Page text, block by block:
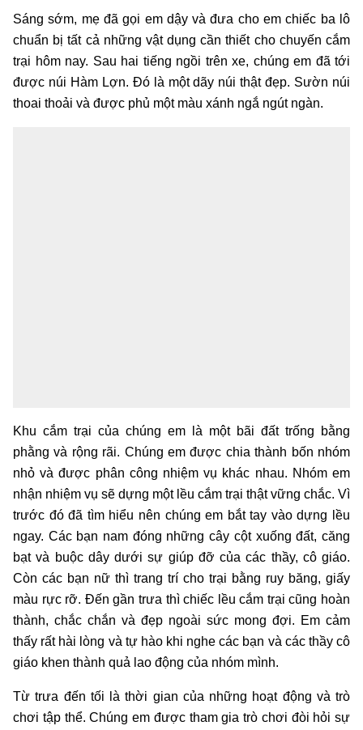
Sáng sớm, mẹ đã gọi em dậy và đưa cho em chiếc ba lô
chuẩn bị tất cả những vật dụng cần thiết cho chuyến cắm
trại hôm nay. Sau hai tiếng ngồi trên xe, chúng em đã tới
được núi Hàm Lợn. Đó là một dãy núi thật đẹp. Sườn núi
thoai thoải và được phủ một màu xánh ngắ ngút ngàn.
Khu cắm trại của chúng em là một bãi đất trống bằng
phằng và rộng rãi. Chúng em được chia thành bốn nhóm
nhỏ và được phân công nhiệm vụ khác nhau. Nhóm em
nhận nhiệm vụ sẽ dựng một lều cắm trại thật vững chắc. Vì
trước đó đã tìm hiểu nên chúng em bắt tay vào dựng lều
ngay. Các bạn nam đóng những cây cột xuống đất, căng
bạt và buộc dây dưới sự giúp đỡ của các thầy, cô giáo.
Còn các bạn nữ thì trang trí cho trại bằng ruy băng, giấy
màu rực rỡ. Đến gần trưa thì chiếc lều cắm trại cũng hoàn
thành, chắc chắn và đẹp ngoài sức mong đợi. Em cảm
thấy rất hài lòng và tự hào khi nghe các bạn và các thầy cô
giáo khen thành quả lao động của nhóm mình.
Từ trưa đến tối là thời gian của những hoạt động và trò
chơi tập thể. Chúng em được tham gia trò chơi đòi hỏi sự